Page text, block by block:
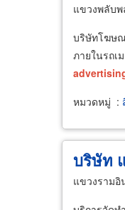
แขวงพลับพ
บริษัทโฆษณ
ภายในรถเ
หมวดหมู่ :
บริษัท
แขวงรามอิ